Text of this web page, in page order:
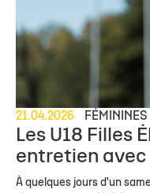
21.04.2026 FÉMININES
Les U18 Filles
entretien avec
À quelques jours d'un